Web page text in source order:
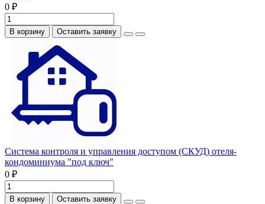
0 ₽
В корзину Оставить заявку
Система контроля и управления доступом (СКУД) отеля-
кондоминиума "под ключ"
0 ₽
В корзину Оставить заявку